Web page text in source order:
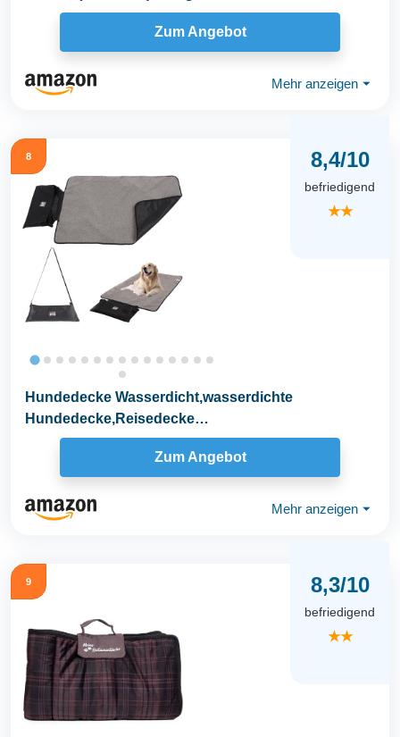
Hunde...
Zum Angebot
Mehr anzeigen ⏷
8 8,4/10
befriedigend
★★
Hundedecke Wasserdicht,wasserdichte
Hundedecke,Reisedecke
Hund,OutdoorHundedecke,HundedeckeFür...
Zum Angebot
Mehr anzeigen ⏷
9 8,3/10
befriedigend
★★